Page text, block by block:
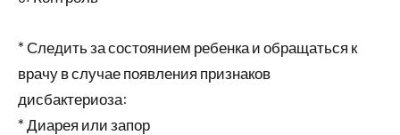
* Следить за состоянием ребенка и обращаться к
врачу в случае появления признаков
дисбактериоза:
* Диарея или запор